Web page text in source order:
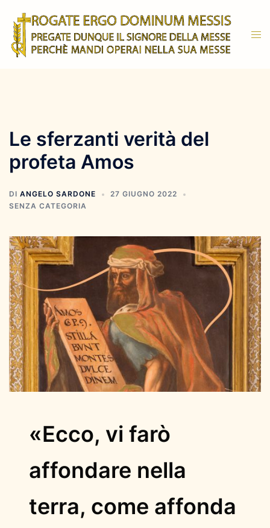
contenuto
Le sferzanti verità del
profeta Amos
DI ANGELO SARDONE
27 GIUGNO 2022
SENZA CATEGORIA
«Ecco, vi farò
affondare nella
terra, come affonda